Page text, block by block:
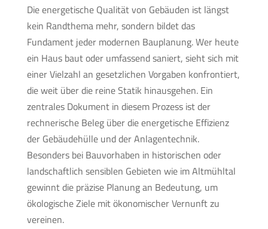
Die energetische Qualität von Gebäuden ist längst
kein Randthema mehr, sondern bildet das
Fundament jeder modernen Bauplanung. Wer heute
ein Haus baut oder umfassend saniert, sieht sich mit
einer Vielzahl an gesetzlichen Vorgaben konfrontiert,
die weit über die reine Statik hinausgehen. Ein
zentrales Dokument in diesem Prozess ist der
rechnerische Beleg über die energetische Effizienz
der Gebäudehülle und der Anlagentechnik.
Besonders bei Bauvorhaben in historischen oder
landschaftlich sensiblen Gebieten wie im Altmühltal
gewinnt die präzise Planung an Bedeutung, um
ökologische Ziele mit ökonomischer Vernunft zu
vereinen.